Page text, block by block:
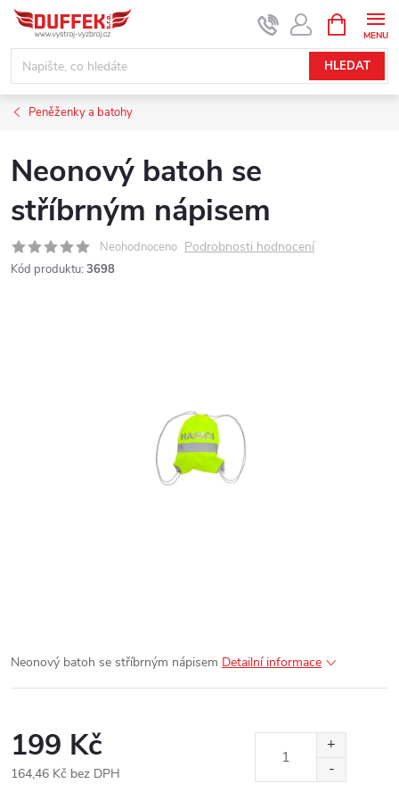
Přejít
obsah
HLEDAT
NÁKUPNÍ
KOŠÍK
Peněženky a batohy
Neonový batoh se
stříbrným nápisem
Neohodnoceno Podrobnosti hodnocení
Kód produktu: 3698
Neonový batoh se stříbrným nápisem Detailní informace
199 Kč
164,46 Kč bez DPH